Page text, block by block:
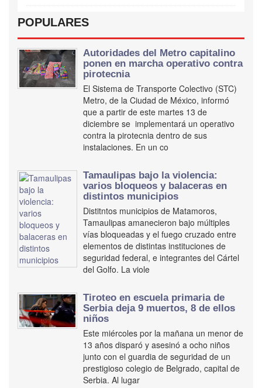
POPULARES
Autoridades del Metro capitalino
ponen en marcha operativo contra
pirotecnia
El Sistema de Transporte Colectivo (STC)
Metro, de la Ciudad de México, informó
que a partir de este martes 13 de
diciembre se implementará un operativo
contra la pirotecnia dentro de sus
instalaciones. En un co
Tamaulipas bajo la violencia:
varios bloqueos y balaceras en
distintos municipios
Distitntos municipios de Matamoros,
Tamaulipas amanecieron bajo múltiples
vías bloqueadas y el fuego cruzado entre
elementos de distintas instituciones de
seguridad federal, e integrantes del Cártel
del Golfo. La viole
Tiroteo en escuela primaria de
Serbia deja 9 muertos, 8 de ellos
niños
Este miércoles por la mañana un menor de
13 años disparó y asesinó a ocho niños
junto con el guardia de seguridad de un
prestigioso colegio de Belgrado, capital de
Serbia. Al lugar